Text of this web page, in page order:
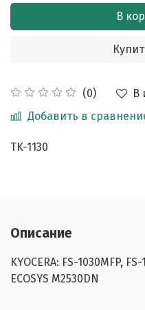
(0)
В
Добавить в
В
TK-1130
Описание
KYOCERA: FS-1030MFP,
ECOSYS M2530DN